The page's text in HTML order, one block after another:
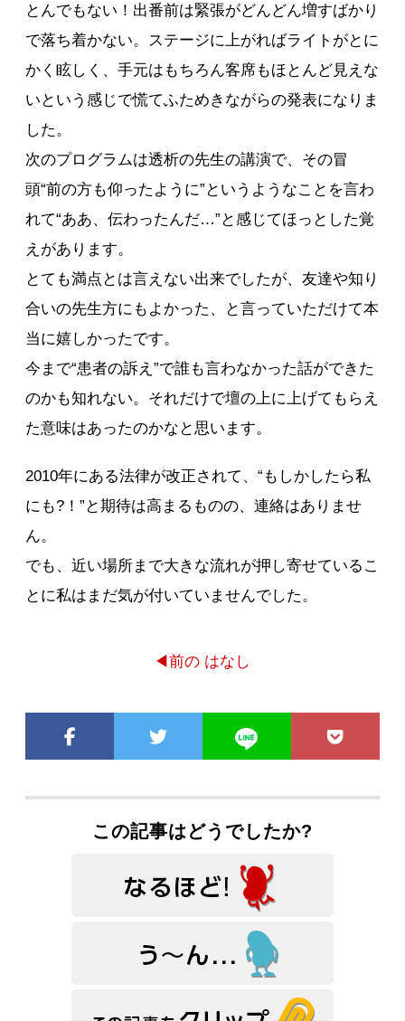
とんでもない！出番前は緊張がどんどん増すばかり
で落ち着かない。ステージに上がればライトがとに
かく眩しく、手元はもちろん客席もほとんど見えな
いという感じで慌てふためきながらの発表になりま
した。
次のプログラムは透析の先生の講演で、その冒
頭“前の方も仰ったように”というようなことを言わ
れて“ああ、伝わったんだ…”と感じてほっとした覚
えがあります。
とても満点とは言えない出来でしたが、友達や知り
合いの先生方にもよかった、と言っていただけて本
当に嬉しかったです。
今まで“患者の訴え”で誰も言わなかった話ができた
のかも知れない。それだけで壇の上に上げてもらえ
た意味はあったのかなと思います。
2010年にある法律が改正されて、“もしかしたら私
にも?！”と期待は高まるものの、連絡はありませ
ん。
でも、近い場所まで大きな流れが押し寄せているこ
とに私はまだ気が付いていませんでした。
◀前の はなし
この記事はどうでしたか?